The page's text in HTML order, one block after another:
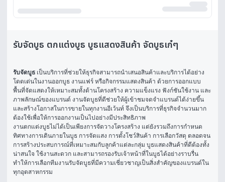
รับจัดบูธ ตกแต่งบูธ บูธแสดงสินค้า จัดบูธเก๋ๆ
รับจัดบูธ เป็นบริการที่ช่วยให้ธุรกิจสามารถนำเสนอสินค้าและบริการได้อย่าง
โดดเด่นในงานออกบูธ งานแฟร์ หรือกิจกรรมแสดงสินค้า ด้วยการออกแบบ
พื้นที่จัดแสดงให้เหมาะสมทั้งด้านโครงสร้าง ความแข็งแรง ฟังก์ชันใช้งาน และ
ภาพลักษณ์ของแบรนด์ งานจัดบูธที่ดีช่วยให้ผู้เข้าชมจดจำแบรนด์ได้ง่ายขึ้น
และสร้างโอกาสในการขายในทุกงานอีเว้นท์ จึงเป็นบริการที่ธุรกิจจำนวนมาก
ต้องใช้เพื่อให้การออกงานเป็นไปอย่างมีประสิทธิภาพ
งานตกแต่งบูธไม่ได้เป็นเพียงการจัดวางโครงสร้าง แต่ยังรวมถึงการกำหนด
ทิศทางการเดินภายในบูธ การจัดแสง การตั้งโชว์สินค้า การเลือกวัสดุ ตลอดจน
การสร้างประสบการณ์ที่เหมาะสมกับลูกค้าแต่ละกลุ่ม บูธแสดงสินค้าที่ดีต้องทั้ง
น่าสนใจ ใช้งานสะดวก และสามารถรองรับเจ้าหน้าที่ในบูธได้อย่างราบรื่น
ทำให้การเลือกทีมงานรับจัดบูธที่มีความเชี่ยวชาญเป็นสิ่งสำคัญของแบรนด์ใน
ทุกอุตสาหกรรม